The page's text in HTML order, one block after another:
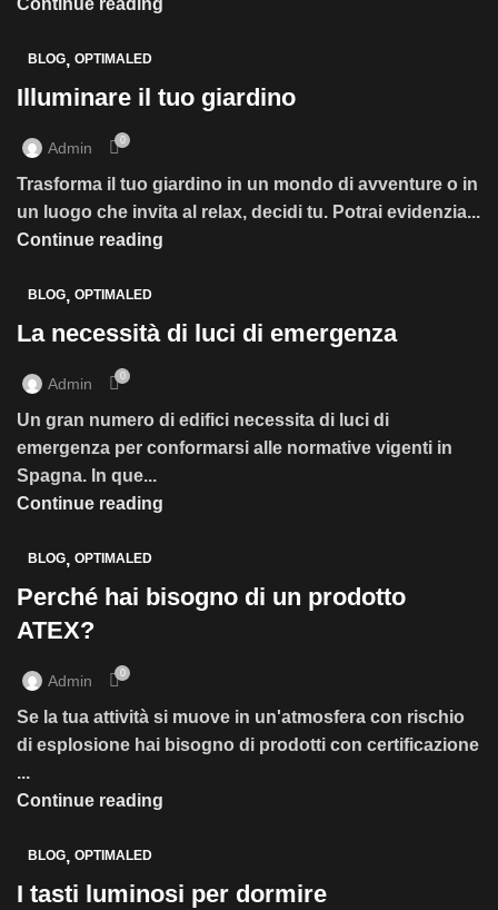
Continue reading
BLOG, OPTIMALED
Illuminare il tuo giardino
Admin 0
Trasforma il tuo giardino in un mondo di avventure o in
un luogo che invita al relax, decidi tu. Potrai evidenzia...
Continue reading
BLOG, OPTIMALED
La necessità di luci di emergenza
Admin 0
Un gran numero di edifici necessita di luci di
emergenza per conformarsi alle normative vigenti in
Spagna. In que...
Continue reading
BLOG, OPTIMALED
Perché hai bisogno di un prodotto
ATEX?
Admin 0
Se la tua attività si muove in un'atmosfera con rischio
di esplosione hai bisogno di prodotti con certificazione
...
Continue reading
BLOG, OPTIMALED
I tasti luminosi per dormire